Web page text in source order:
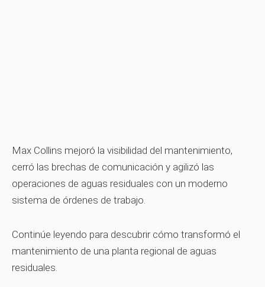
Max Collins mejoró la visibilidad del mantenimiento,
cerró las brechas de comunicación y agilizó las
operaciones de aguas residuales con un moderno
sistema de órdenes de trabajo.
Continúe leyendo para descubrir cómo transformó el
mantenimiento de una planta regional de aguas
residuales.